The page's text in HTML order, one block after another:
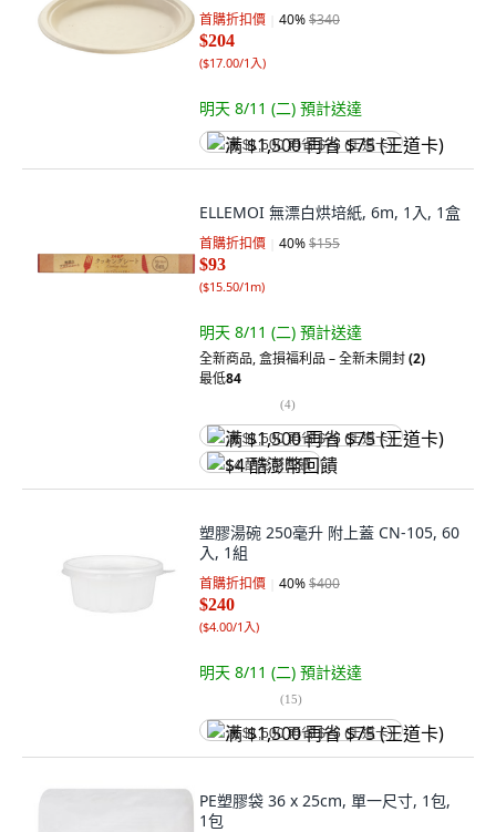
首購折扣價 40%$340
$204
($17.00/1入)
明天 8/11 (二) 預計送達
满 $1,500 再省 $75 (王道卡)
ELLEMOI 無漂白烘培紙, 6m, 1入, 1盒
首購折扣價 40%$155
$93
($15.50/1m)
明天 8/11 (二) 預計送達
全新商品,盒損福利品 – 全新未開封(2)
最低84
(4)
满 $1,500 再省 $75 (王道卡)
$4 酷澎幣回饋
塑膠湯碗 250毫升 附上蓋 CN-105, 60
入, 1組
首購折扣價 40%$400
$240
($4.00/1入)
明天 8/11 (二) 預計送達
(15)
满 $1,500 再省 $75 (王道卡)
PE塑膠袋 36 x 25cm, 單一尺寸, 1包,
1包